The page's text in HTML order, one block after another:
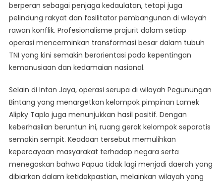
berperan sebagai penjaga kedaulatan, tetapi juga
pelindung rakyat dan fasilitator pembangunan di wilayah
rawan konflik. Profesionalisme prajurit dalam setiap
operasi mencerminkan transformasi besar dalam tubuh
TNI yang kini semakin berorientasi pada kepentingan
kemanusiaan dan kedamaian nasional.
Selain di Intan Jaya, operasi serupa di wilayah Pegunungan
Bintang yang menargetkan kelompok pimpinan Lamek
Alipky Taplo juga menunjukkan hasil positif. Dengan
keberhasilan beruntun ini, ruang gerak kelompok separatis
semakin sempit. Keadaan tersebut memulihkan
kepercayaan masyarakat terhadap negara serta
menegaskan bahwa Papua tidak lagi menjadi daerah yang
dibiarkan dalam ketidakpastian, melainkan wilayah yang